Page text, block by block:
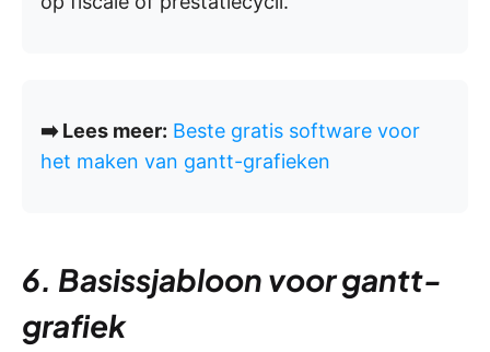
➡️ Lees meer: Beste gratis software voor
het maken van gantt-grafieken
6. Basissjabloon voor gantt-
grafiek